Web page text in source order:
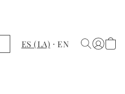
ES (LA) EN